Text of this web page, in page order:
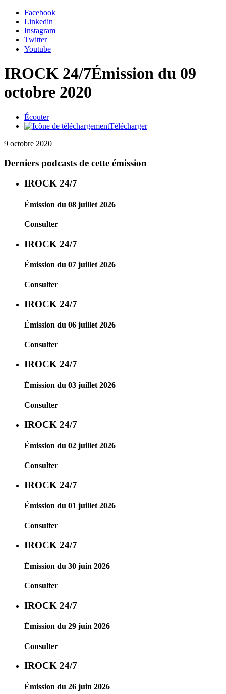
Facebook
Linkedin
Instagram
Twitter
Youtube
IROCK 24/7Émission du 09
octobre 2020
Écouter
Télécharger
9 octobre 2020
Derniers podcasts de cette émission
IROCK 24/7
Émission du 08 juillet 2026
Consulter
IROCK 24/7
Émission du 07 juillet 2026
Consulter
IROCK 24/7
Émission du 06 juillet 2026
Consulter
IROCK 24/7
Émission du 03 juillet 2026
Consulter
IROCK 24/7
Émission du 02 juillet 2026
Consulter
IROCK 24/7
Émission du 01 juillet 2026
Consulter
IROCK 24/7
Émission du 30 juin 2026
Consulter
IROCK 24/7
Émission du 29 juin 2026
Consulter
IROCK 24/7
Émission du 26 juin 2026